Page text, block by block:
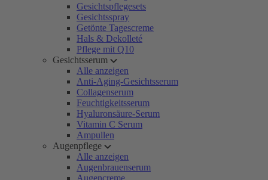
Gesichtspflegesets
Gesichtsspray
Getönte Tagescreme
Hals & Dekolleté
Pflege mit Q10
Gesichtsserum
Alle anzeigen
Anti-Aging-Gesichtsserum
Collagenserum
Feuchtigkeitsserum
Hyaluronsäure-Serum
Vitamin C Serum
Ampullen
Augenpflege
Alle anzeigen
Augenbrauenserum
Augencreme